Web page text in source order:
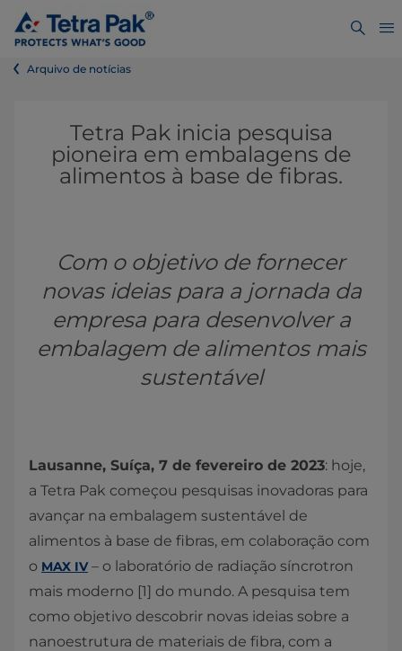
Arquivo de notícias
Tetra Pak inicia pesquisa
pioneira em embalagens de
alimentos à base de fibras.
Com o objetivo de fornecer
novas ideias para a jornada da
empresa para desenvolver a
embalagem de alimentos mais
sustentável
Lausanne, Suíça, 7 de fevereiro de 2023: hoje,
a Tetra Pak começou pesquisas inovadoras para
avançar na embalagem sustentável de
alimentos à base de fibras, em colaboração com
o MAX IV– o laboratório de radiação síncrotron
mais moderno [1] do mundo. A pesquisa tem
como objetivo descobrir novas ideias sobre a
nanoestrutura de materiais de fibra, com a